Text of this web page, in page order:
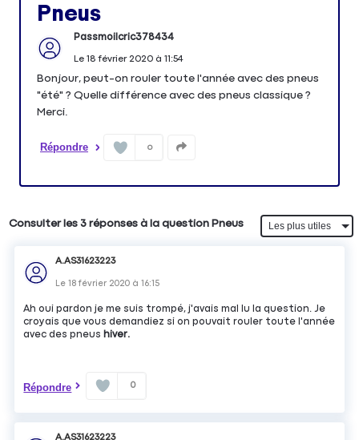
Pneus
Passmoilcric378434
Le 18 février 2020à 11:54
Bonjour, peut-on rouler toute l'année avec des pneus
"été" ? Quelle différence avec des pneus classique ?
Merci.
Répondre 0
Consulter les 3 réponses à la question Pneus
A.AS31623223
Le18 février 2020 à16:15
Ah oui pardon je me suis trompé, j'avais mal lu la question. Je
croyais que vous demandiez si on pouvait rouler toute l'année
avec des pneus hiver.
Répondre 0
A.AS31623223